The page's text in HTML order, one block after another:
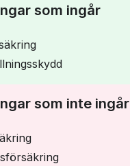
som ingår
som inte ingår